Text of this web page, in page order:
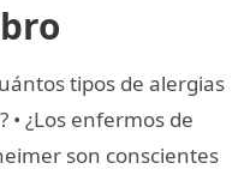
tipos de alergias
• ¿Los enfermos de
son conscientes